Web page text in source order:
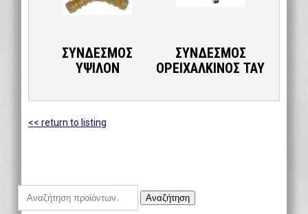
ΣΥΝΔΕΣΜΟΣ
ΥΨΙΛΟΝ
ΣΥΝΔΕΣΜΟΣ
ΟΡΕΙΧΑΛΚΙΝΟΣ ΤΑΥ
<< return to listing
Αναζήτηση
για:
Αναζήτηση